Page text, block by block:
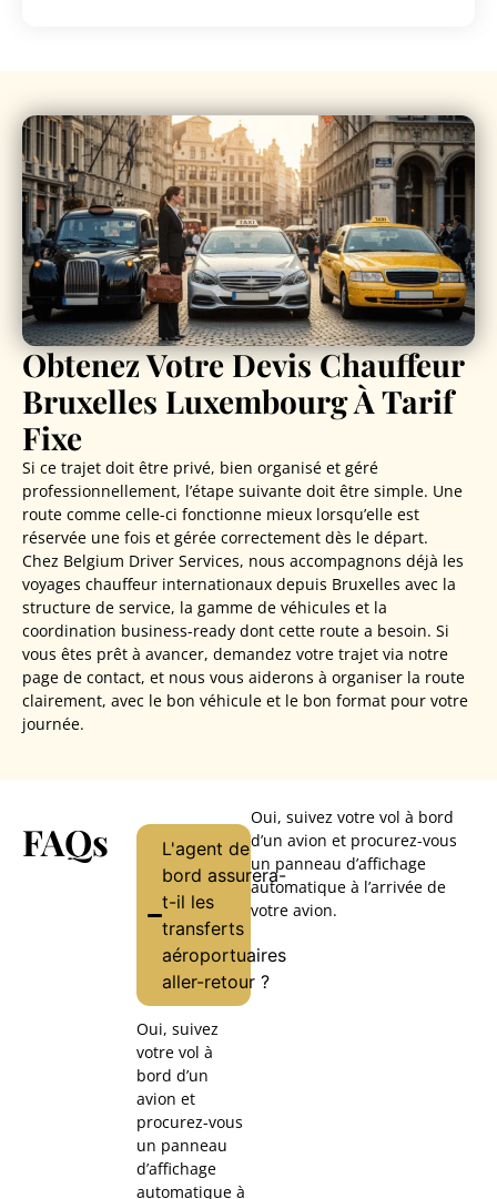
Obtenez Votre Devis Chauffeur
Bruxelles Luxembourg À Tarif
Fixe
Si ce trajet doit être privé, bien organisé et géré
professionnellement, l’étape suivante doit être simple. Une
route comme celle-ci fonctionne mieux lorsqu’elle est
réservée une fois et gérée correctement dès le départ.
Chez Belgium Driver Services, nous accompagnons déjà les
voyages chauffeur internationaux depuis Bruxelles avec la
structure de service, la gamme de véhicules et la
coordination business-ready dont cette route a besoin. Si
vous êtes prêt à avancer, demandez votre trajet via notre
page de contact, et nous vous aiderons à organiser la route
clairement, avec le bon véhicule et le bon format pour votre
journée.
FAQs
L'agent de
bord assurera-
t-il les
transferts
aéroportuaires
aller-retour ?
Oui, suivez
votre vol à
bord d’un
avion et
procurez-vous
un panneau
d’affichage
automatique à
Oui, suivez votre vol à bord
d’un avion et procurez-vous
un panneau d’affichage
automatique à l’arrivée de
votre avion.